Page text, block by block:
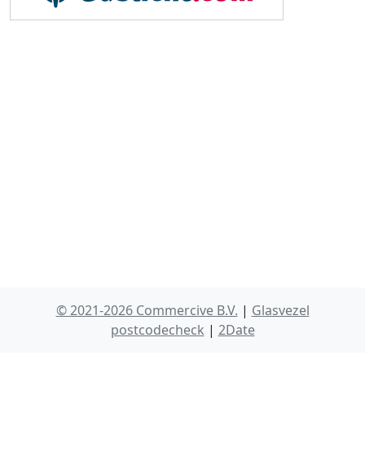
© 2021-2026 Commercive B.V. | Glasvezel
postcodecheck | 2Date